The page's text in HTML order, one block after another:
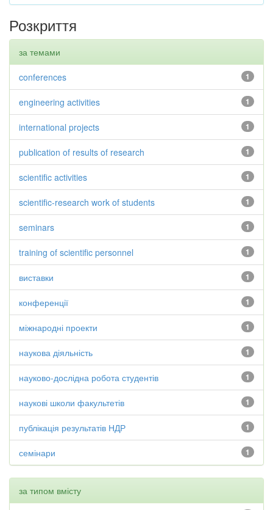
Розкриття
за темами
1
conferences
1
engineering activities
1
international projects
1
publication of results of research
1
scientific activities
1
scientific-research work of students
1
seminars
1
training of scientific personnel
1
виставки
1
конференції
1
міжнародні проекти
1
наукова діяльність
1
науково-дослідна робота студентів
1
наукові школи факультетів
1
публікація результатів НДР
1
семінари
за типом вмісту